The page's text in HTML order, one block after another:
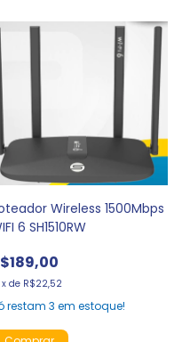
Wireless 1500Mbps
6 SH1510RW
x de R$22,52
restam 3 em estoque!